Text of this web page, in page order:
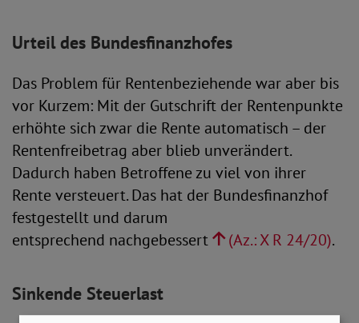
Urteil des Bundesfinanzhofes
Das Problem für Rentenbeziehende war aber bis
vor Kurzem: Mit der Gutschrift der Rentenpunkte
erhöhte sich zwar die Rente automatisch – der
Rentenfreibetrag aber blieb unverändert.
Dadurch haben Betroffene zu viel von ihrer
Rente versteuert. Das hat der Bundesfinanzhof
festgestellt und darum
entsprechend nachgebessert
(Az.: X R 24/20).
Sinkende Steuerlast